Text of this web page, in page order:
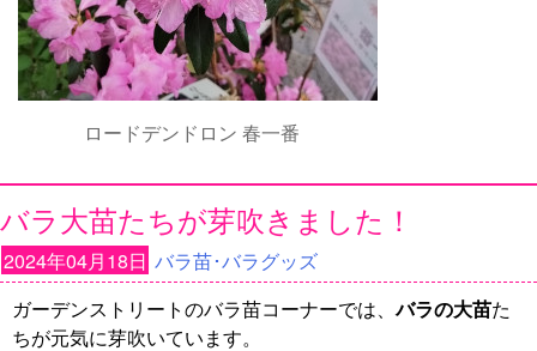
ロードデンドロン 春一番
バラ大苗たちが芽吹きました！
2024年04月18日 バラ苗･バラグッズ
ガーデンストリートのバラ苗コーナーでは、バラの大苗た
ちが元気に芽吹いています。